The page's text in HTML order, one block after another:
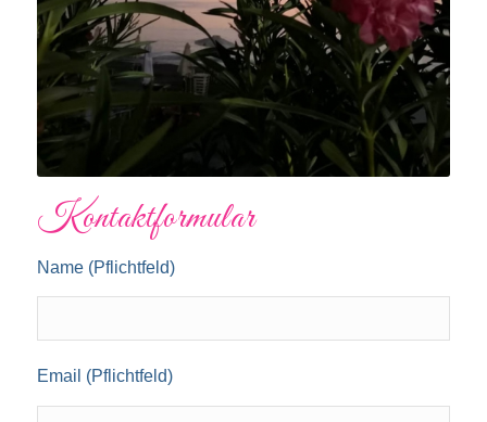
Kontaktformular
Name (Pflichtfeld)
Email (Pflichtfeld)